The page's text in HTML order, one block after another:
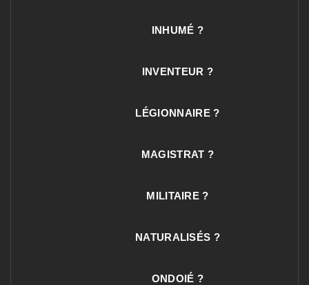
INHUMÉ ?
INVENTEUR ?
LÉGIONNAIRE ?
MAGISTRAT ?
MILITAIRE ?
NATURALISÉS ?
ONDOIÉ ?